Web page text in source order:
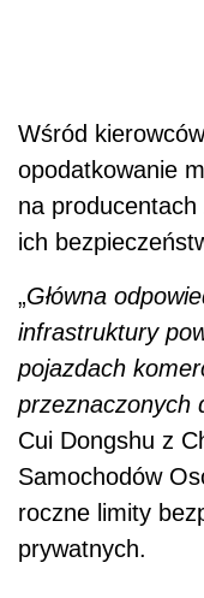
Wśród
opodatkowanie
na producentach
ich
„Główna
infrastruktury
pojazdach
przeznaczonych
Cui Dongshu z
Samochodów
roczne limity
prywatnych.